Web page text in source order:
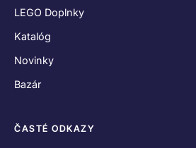
LEGO Doplnky
Katalóg
Novinky
Bazár
ČASTÉ ODKAZY